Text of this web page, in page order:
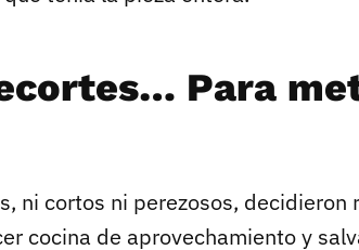
Para
ni cortos ni perezosos, decidieron
cocina de aprovechamiento y